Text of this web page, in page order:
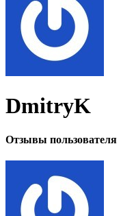
DmitryK
Отзывы пользователя